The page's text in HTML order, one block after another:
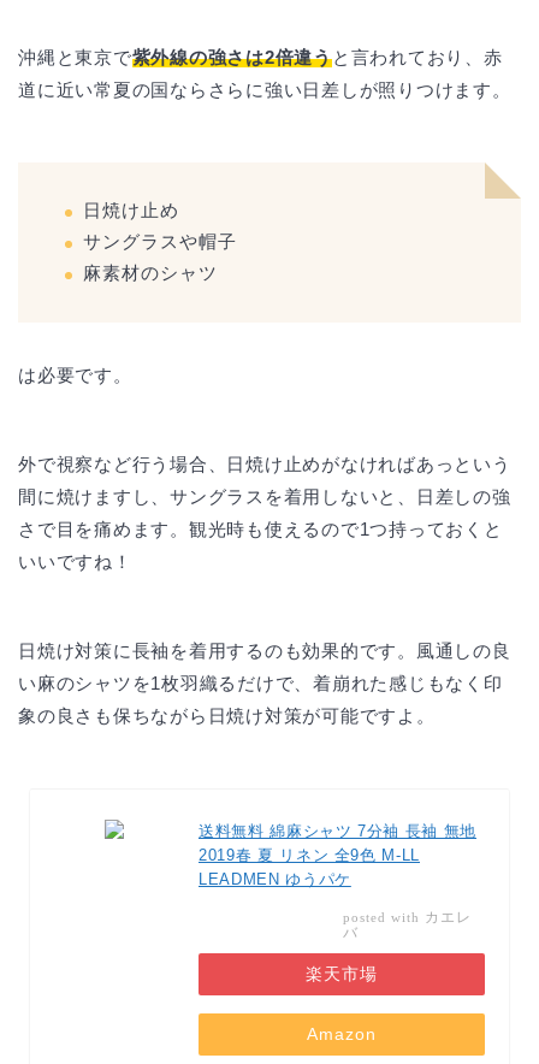
沖縄と東京で紫外線の強さは2倍違うと言われており、赤
道に近い常夏の国ならさらに強い日差しが照りつけます。
日焼け止め
サングラスや帽子
麻素材のシャツ
は必要です。
外で視察など行う場合、日焼け止めがなければあっという
間に焼けますし、サングラスを着用しないと、日差しの強
さで目を痛めます。観光時も使えるので1つ持っておくと
いいですね！
日焼け対策に長袖を着用するのも効果的です。風通しの良
い麻のシャツを1枚羽織るだけで、着崩れた感じもなく印
象の良さも保ちながら日焼け対策が可能ですよ。
送料無料 綿麻シャツ 7分袖 長袖 無地
2019春 夏 リネン 全9色 M-LL
LEADMEN ゆうパケ
posted with カエレ
バ
楽天市場
Amazon